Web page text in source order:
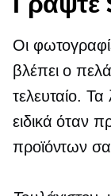
Οι
βλέπει ο
τελευταίο.
ειδικά όταν
προϊόντων